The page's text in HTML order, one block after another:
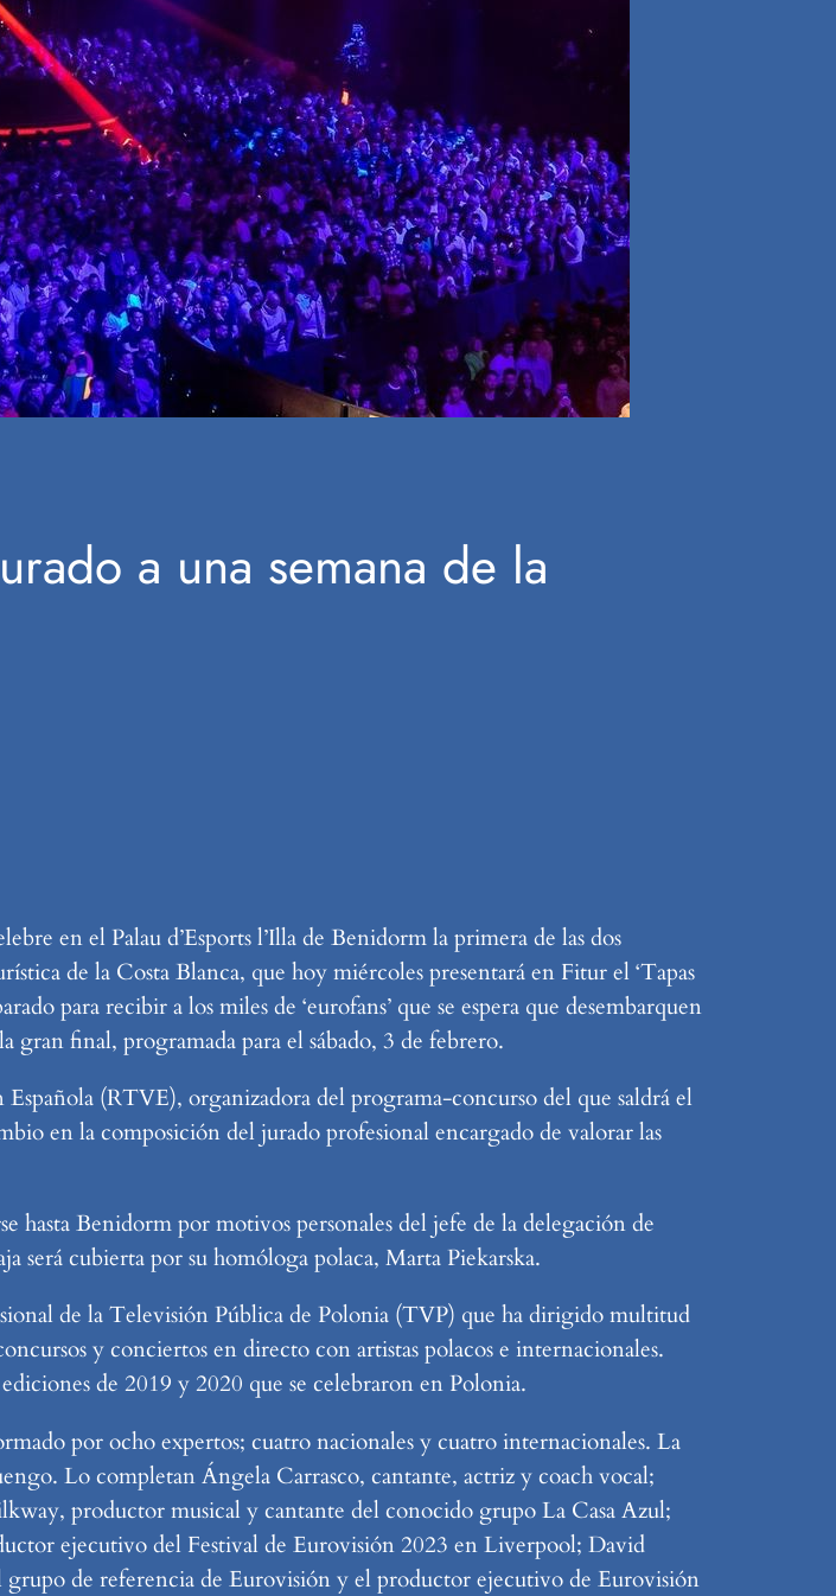
a una semana de la
en el Palau d’Esports l’Illa de Benidorm la primera de las dos
de la Costa Blanca, que hoy miércoles presentará en Fitur el ‘Tapas
para recibir a los miles de ‘eurofans’ que se espera que desembarquen
gran final, programada para el sábado, 3 de febrero.
(RTVE), organizadora del programa-concurso del que saldrá el
en la composición del jurado profesional encargado de valorar las
hasta Benidorm por motivos personales del jefe de la delegación de
será cubierta por su homóloga polaca, Marta Piekarska.
de la Televisión Pública de Polonia (TVP) que ha dirigido multitud
y conciertos en directo con artistas polacos e internacionales.
de 2019 y 2020 que se celebraron en Polonia.
por ocho expertos; cuatro nacionales y cuatro internacionales. La
Lo completan Ángela Carrasco, cantante, actriz y coach vocal;
productor musical y cantante del conocido grupo La Casa Azul;
ejecutivo del Festival de Eurovisión 2023 en Liverpool; David
de referencia de Eurovisión y el productor ejecutivo de Eurovisión